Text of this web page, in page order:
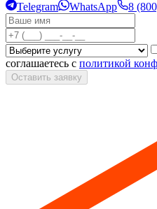
Telegram WhatsApp 8
соглашаетесь с политикой
Оставить заявку